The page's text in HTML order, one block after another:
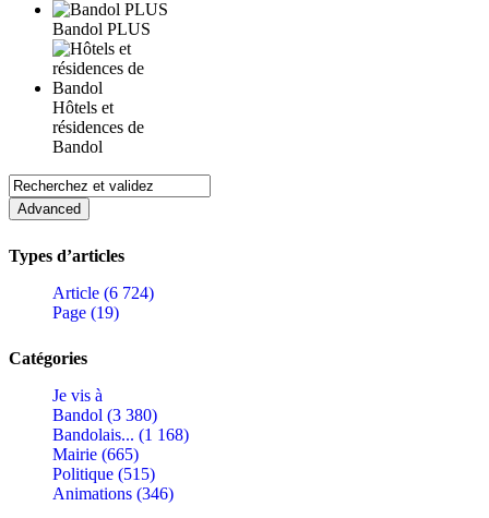
Bandol PLUS
Hôtels et
résidences de
Bandol
Types d’articles
Article (6 724)
Page (19)
Catégories
Je vis à
Bandol (3 380)
Bandolais... (1 168)
Mairie (665)
Politique (515)
Animations (346)